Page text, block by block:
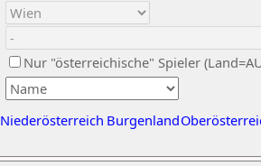
Nur "österreichische" Spieler
Niederösterreich Burgenland